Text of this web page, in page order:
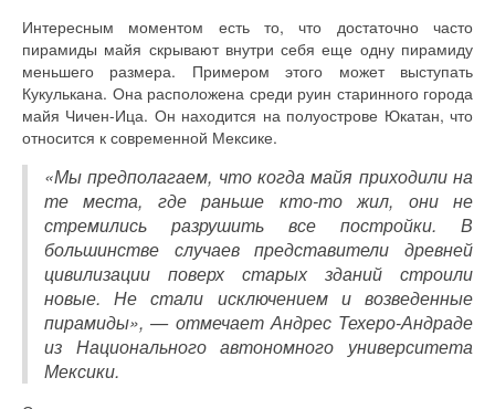
Интересным моментом есть то, что достаточно часто
пирамиды майя скрывают внутри себя еще одну пирамиду
меньшего размера. Примером этого может выступать
Кукулькана. Она расположена среди руин старинного города
майя Чичен-Ица. Он находится на полуострове Юкатан, что
относится к современной Мексике.
«Мы предполагаем, что когда майя приходили на
те места, где раньше кто-то жил, они не
стремились разрушить все постройки. В
большинстве случаев представители древней
цивилизации поверх старых зданий строили
новые. Не стали исключением и возведенные
пирамиды», — отмечает Андрес Техеро-Андраде
из Национального автономного университета
Мексики.